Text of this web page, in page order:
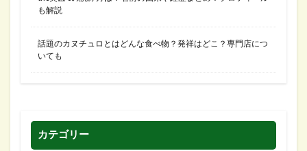
も解説
話題のカヌチュロとはどんな食べ物？発祥はどこ？専門店につ
いても
カテゴリー